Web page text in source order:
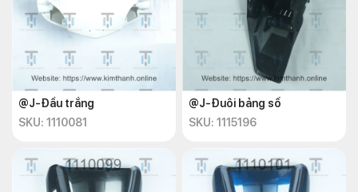
@J-Đầu trắng
SKU: 1110081
@J-Đuôi bảng số
SKU: 1115196